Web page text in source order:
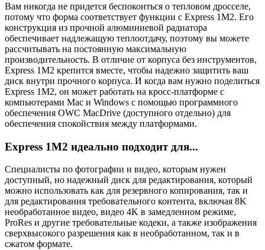
Вам никогда не придется беспокоиться о тепловом дросселе,
потому что форма соответствует функции с Express 1M2. Его
конструкция из прочной алюминиевой радиатора
обеспечивает надлежащую теплоотдачу, поэтому вы можете
рассчитывать на постоянную максимальную
производительность. В отличие от корпуса без инструментов,
Express 1M2 крепится вместе, чтобы надежно защитить ваш
диск внутри прочного корпуса. И когда вам нужно поделиться
Express 1M2, он может работать на кросс-платформе с
компьютерами Mac и Windows с помощью программного
обеспечения OWC MacDrive (доступного отдельно) для
обеспечения спокойствия между платформами.
Express 1M2 идеально подходит для...
Специалисты по фотографии и видео, которым нужен
доступный, но надежный диск для редактирования, который
можно использовать как для резервного копирования, так и
для редактирования требовательного контента, включая 8K
необработанное видео, видео 4K в замедленном режиме,
ProRes и другие требовательные кодеки, а также изображения
сверхвысокого разрешения как в необработанном, так и в
сжатом формате.